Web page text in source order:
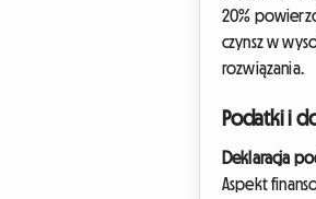
20%
czynsz w
rozwiązania.
Podatki i
Deklaracja
Aspekt